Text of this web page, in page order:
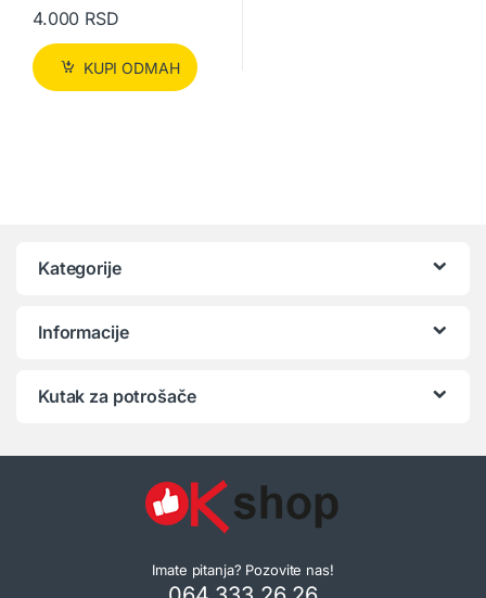
4.000 RSD
KUPI ODMAH
Kategorije
Informacije
Kutak za potrošače
Imate pitanja? Pozovite nas!